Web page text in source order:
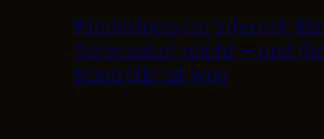
Kinderfotos im Internet:
Screenshot reicht – und die
Kontrolle ist weg